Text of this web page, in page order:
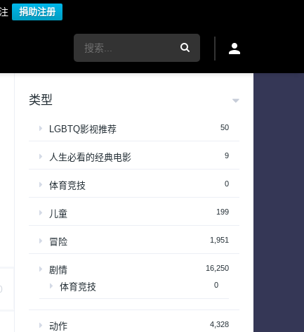
捐助注册
类型
LGBTQ影视推荐 50
人生必看的经典电影 9
体育竞技 0
儿童 199
冒险 1,951
剧情 16,250
体育竞技 0
动作 4,328